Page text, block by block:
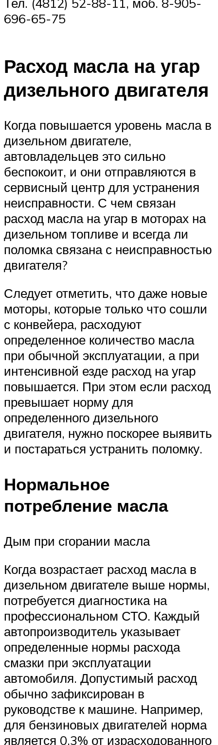
696-65-75
Расход масла на угар
дизельного двигателя
Когда повышается уровень масла в
дизельном двигателе,
автовладельцев это сильно
беспокоит, и они отправляются в
сервисный центр для устранения
неисправности. С чем связан
расход масла на угар в моторах на
дизельном топливе и всегда ли
поломка связана с неисправностью
двигателя?
Следует отметить, что даже новые
моторы, которые только что сошли
с конвейера, расходуют
определенное количество масла
при обычной эксплуатации, а при
интенсивной езде расход на угар
повышается. При этом если расход
превышает норму для
определенного дизельного
двигателя, нужно поскорее выявить
и постараться устранить поломку.
Нормальное
потребление масла
Дым при сгорании масла
Когда возрастает расход масла в
дизельном двигателе выше нормы,
потребуется диагностика на
профессиональном СТО. Каждый
автопроизводитель указывает
определенные нормы расхода
смазки при эксплуатации
автомобиля. Допустимый расход
обычно зафиксирован в
руководстве к машине. Например,
для бензиновых двигателей норма
является 0,3% от израсходованного